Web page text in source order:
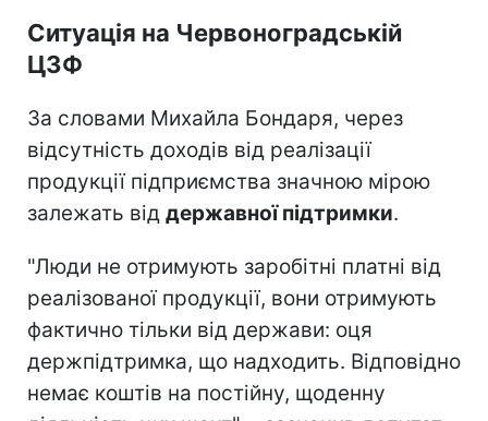
Ситуація на Червоноградській
ЦЗФ
За словами Михайла Бондаря, через
відсутність доходів від реалізації
продукції підприємства значною мірою
залежать від державної підтримки.
"Люди не отримують заробітні платні від
реалізованої продукції, вони отримують
фактично тільки від держави: оця
держпідтримка, що надходить. Відповідно
немає коштів на постійну, щоденну